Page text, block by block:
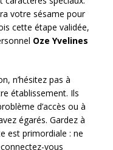
votre sésame pour
cette étape validée,
Oze Yvelines
n’hésitez pas à
établissement. Ils
d’accès ou à
égarés. Gardez à
est primordiale : ne
vous